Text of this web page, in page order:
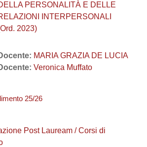
PERSONALITÀ E DELLE
INTERPERSONALI
2023)
MARIA GRAZIA DE LUCIA
Veronica Muffato
25/26
Post Lauream / Corsi di